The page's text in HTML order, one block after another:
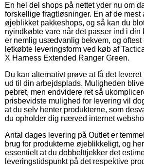
En hel del shops på nettet yder nu om
forskellige fragtløsninger. En af de mest
øjeblikket pakkeshops, og så kan du
nyindkøbte vare når det passer ind i din
er nemlig usædvanlig bekvem, og oftest
letkøbte leveringsform ved køb af
X Harness Extended Ranger Green.
Du kan alternativt prøve at få det
ud til din arbejdsplads. Muligheden
pebret, men endvidere ret så
prisbevidste mulighed for levering vil
at du selv henter produkterne, som
du opholder dig nærved internet
Antal dages levering på Outlet er
brug for produkterne øjeblikkeligt, og
essentielt at du dobbelttjekker det
leveringstidspunkt på det respektive